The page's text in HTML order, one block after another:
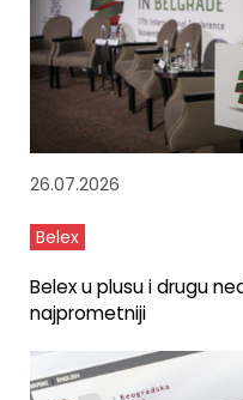
26.07.2026
Belex
Belex u plusu i drugu
najprometniji